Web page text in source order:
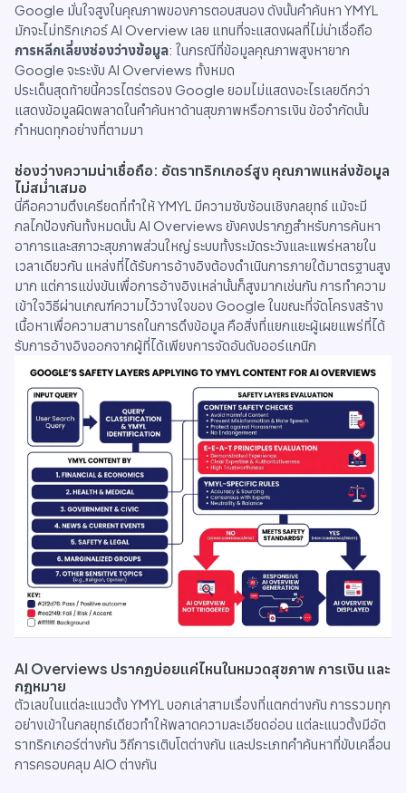
Google มั่นใจสูงในคุณภาพของการตอบสนอง ดังนั้นคำค้นหา YMYL
มักจะไม่ทริกเกอร์ AI Overview เลย แทนที่จะแสดงผลที่ไม่น่าเชื่อถือ
การหลีกเลี่ยงช่องว่างข้อมูล: ในกรณีที่ข้อมูลคุณภาพสูงหายาก
Google จะระงับ AI Overviews ทั้งหมด
ประเด็นสุดท้ายนี้ควรไตร่ตรอง Google ยอมไม่แสดงอะไรเลยดีกว่า
แสดงข้อมูลผิดพลาดในคำค้นหาด้านสุขภาพหรือการเงิน ข้อจำกัดนั้น
กำหนดทุกอย่างที่ตามมา
ช่องว่างความน่าเชื่อถือ: อัตราทริกเกอร์สูง คุณภาพแหล่งข้อมูล
ไม่สม่ำเสมอ
นี่คือความตึงเครียดที่ทำให้ YMYL มีความซับซ้อนเชิงกลยุทธ์ แม้จะมี
กลไกป้องกันทั้งหมดนั้น AI Overviews ยังคงปรากฏสำหรับการค้นหา
อาการและสภาวะสุขภาพส่วนใหญ่ ระบบทั้งระมัดระวังและแพร่หลายใน
เวลาเดียวกัน แหล่งที่ได้รับการอ้างอิงต้องดำเนินการภายใต้มาตรฐานสูง
มาก แต่การแข่งขันเพื่อการอ้างอิงเหล่านั้นก็สูงมากเช่นกัน การทำความ
เข้าใจวิธีผ่านเกณฑ์ความไว้วางใจของ Google ในขณะที่จัดโครงสร้าง
เนื้อหาเพื่อความสามารถในการดึงข้อมูล คือสิ่งที่แยกแยะผู้เผยแพร่ที่ได้
รับการอ้างอิงออกจากผู้ที่ได้เพียงการจัดอันดับออร์แกนิก
AI Overviews ปรากฏบ่อยแค่ไหนในหมวดสุขภาพ การเงิน และ
กฎหมาย
ตัวเลขในแต่ละแนวตั้ง YMYL บอกเล่าสามเรื่องที่แตกต่างกัน การรวมทุก
อย่างเข้าในกลยุทธ์เดียวทำให้พลาดความละเอียดอ่อน แต่ละแนวตั้งมีอัต
ราทริกเกอร์ต่างกัน วิถีการเติบโตต่างกัน และประเภทคำค้นหาที่ขับเคลื่อน
การครอบคลุม AIO ต่างกัน